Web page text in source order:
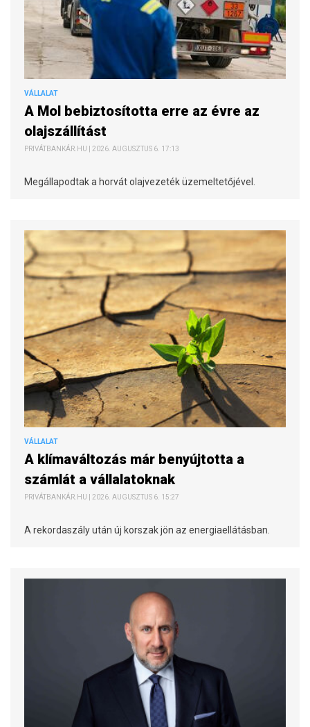
VÁLLALAT
A Mol bebiztosította erre az évre az
olajszállítást
PRIVÁTBANKÁR.HU | 2026. AUGUSZTUS 6. 17:13
Megállapodtak a horvát olajvezeték üzemeltetőjével.
VÁLLALAT
A klímaváltozás már benyújtotta a
számlát a vállalatoknak
PRIVÁTBANKÁR.HU | 2026. AUGUSZTUS 6. 15:27
A rekordaszály után új korszak jön az energiaellátásban.